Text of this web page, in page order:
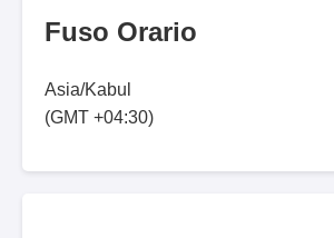
Fuso Orario
Asia/Kabul
(GMT +04:30)